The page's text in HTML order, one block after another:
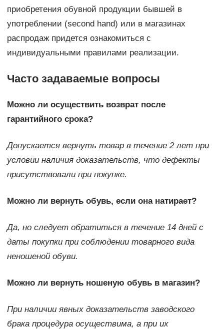
приобретения обувной продукции бывшей в
употреблении (second hand) или в магазинах
распродаж придется ознакомиться с
индивидуальными правилами реализации.
Часто задаваемые вопросы
Можно ли осуществить возврат после
гарантийного срока?
Допускается вернуть товар в течение 2 лет при
условии наличия доказательств, что дефекты
присутствовали при покупке.
Можно ли вернуть обувь, если она натирает?
Да, но следует обратиться в течение 14 дней с
даты покупки при соблюдении товарного вида
неношеной обуви.
Можно ли вернуть ношеную обувь в магазин?
При наличии явных доказательств заводского
брака процедура осуществима, а при их